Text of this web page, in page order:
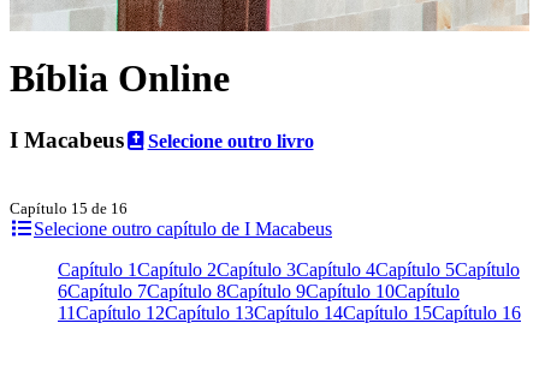
Bíblia Online
I Macabeus Selecione outro livro
Capítulo 15 de 16
Selecione outro capítulo de I Macabeus
Capítulo 1Capítulo 2Capítulo 3Capítulo 4Capítulo 5Capítulo
6Capítulo 7Capítulo 8Capítulo 9Capítulo 10Capítulo
11Capítulo 12Capítulo 13Capítulo 14Capítulo 15Capítulo 16